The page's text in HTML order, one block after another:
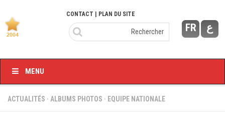
Ligue I – 2020/2021
Ligue I – 2019/2020
Feuilles de match 2018/2019
FR ع
CONTACT | PLAN DU SITE
MENU
ACTUALITÉS · ALBUMS PHOTOS · EQUIPE NATIONALE